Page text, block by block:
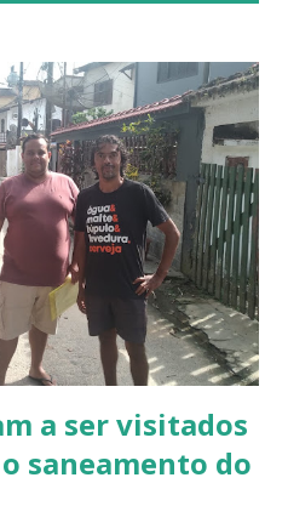
a ser visitados
saneamento do